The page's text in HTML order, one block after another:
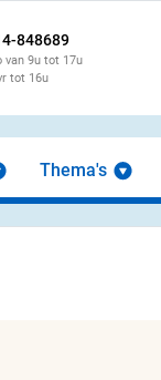
848689
van 9u tot 17u
tot 16u
Thema's